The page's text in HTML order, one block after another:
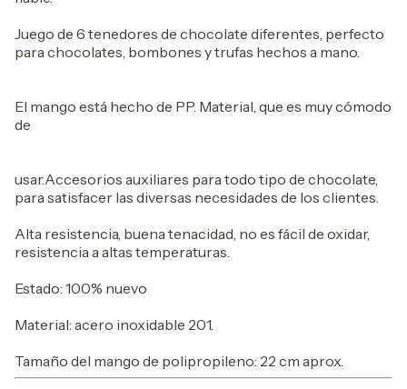
Juego de 6 tenedores de chocolate diferentes, perfecto
para chocolates, bombones y trufas hechos a mano.
El mango está hecho de PP. Material, que es muy cómodo
de
usar.Accesorios auxiliares para todo tipo de chocolate,
para satisfacer las diversas necesidades de los clientes.
Alta resistencia, buena tenacidad, no es fácil de oxidar,
resistencia a altas temperaturas.
Estado: 100% nuevo
Material: acero inoxidable 201.
Tamaño del mango de polipropileno: 22 cm aprox.